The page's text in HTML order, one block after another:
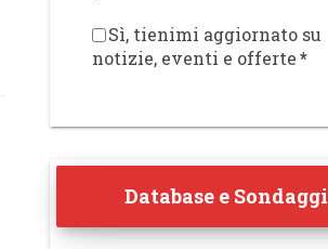
Sì, tienimi aggiornato su
notizie, eventi e offerte *
Database e Sondaggi